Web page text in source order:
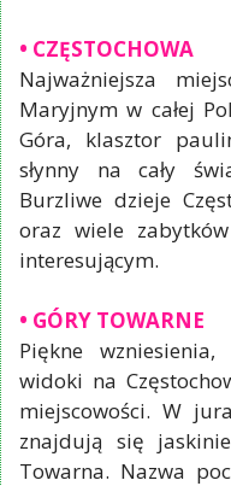
• CZĘSTOCHOWA
Najważniejsza
Maryjnym w całej
Góra, klasztor
słynny na cały
Burzliwe dzieje
oraz wiele
interesującym.
• GÓRY TOWARNE
Piękne
widoki na
miejscowości. W
znajdują się
Towarna. Nazwa